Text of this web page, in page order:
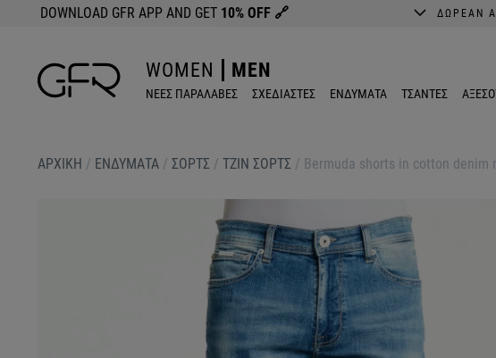
DOWNLOAD GFR APP AND GET 10% OFF 🔗 ΔΩΡΕΑΝ
WOMEN MEN
ΝΕΕΣ ΠΑΡΑΛΑΒΕΣ ΣΧΕΔΙΑΣΤΕΣ ΕΝΔΥΜΑΤΑ ΤΣΑΝΤΕΣ
ΑΡΧΙΚΉ / ΕΝΔΥΜΑΤΑ / ΣΟΡΤΣ / ΤΖΙΝ ΣΟΡΤΣ / Bermuda shorts in cotton denim